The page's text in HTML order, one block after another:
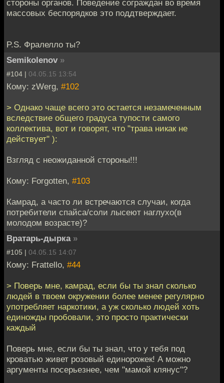
стороны органов. Поведение сограждан во время
массовых беспорядков это поддтверждает.
P.S. Фралелло ты?
Semikolenov »
#104 | 04.05.15 13:54
Кому: zWerg, #102
> Однако чаще всего это остается незамеченным
вследствие общего градуса тупости самого
коллектива, вот и говорят, что "трава никак не
действует" ):
Взгляд с неожиданной стороны!!!
Кому: Forgotten, #103
Камрад, а часто ли встречаются случаи, когда
потребители спайса/соли лысеют наглухо(в
молодом возрасте)?
Вратарь-дырка »
#105 | 04.05.15 14:07
Кому: Frattello, #44
> Поверь мне, камрад, если бы ты знал сколько
людей в твоем окружении более менее регулярно
употребляет наркотики, а уж сколько людей хоть
единожды пробовали, это просто практически
каждый
Поверь мне, если бы ты знал, что у тебя под
кроватью живет розовый единорожек! А можно
аргументы посерьезнее, чем "мамой клянус"?